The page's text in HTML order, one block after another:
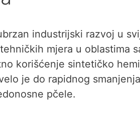
industrijski razvoj u
mjera u oblastima
korišćenje sintetičko
je do rapidnog
pčele.